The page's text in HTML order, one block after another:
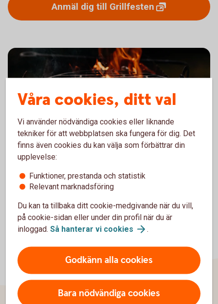
Anmäl dig till Grillfesten
Våra cookies, ditt val
Vi använder nödvändiga cookies eller liknande
tekniker för att webbplatsen ska fungera för dig. Det
finns även cookies du kan välja som förbättrar din
upplevelse:
Funktioner, prestanda och statistik
Relevant marknadsföring
Du kan ta tillbaka ditt cookie-medgivande när du vill,
på cookie-sidan eller under din profil när du är
inloggad. Så hanterar vi cookies .
Godkänn alla cookies
Bara nödvändiga cookies